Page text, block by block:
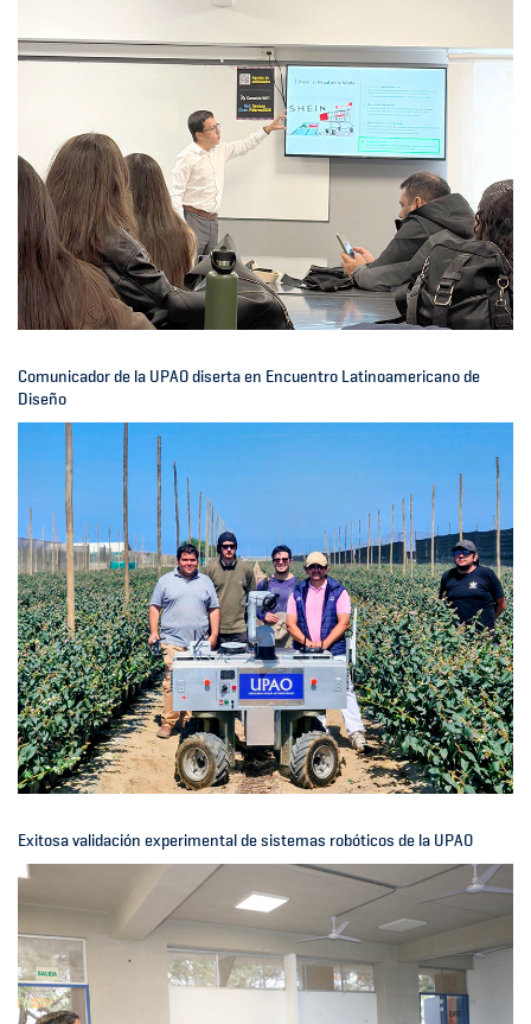
Comunicador de la UPAO diserta en Encuentro Latinoamericano de
Diseño
Exitosa validación experimental de sistemas robóticos de la UPAO